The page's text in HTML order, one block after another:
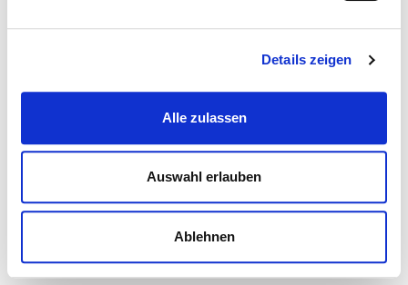
Details zeigen
Alle zulassen
Auswahl erlauben
Ablehnen